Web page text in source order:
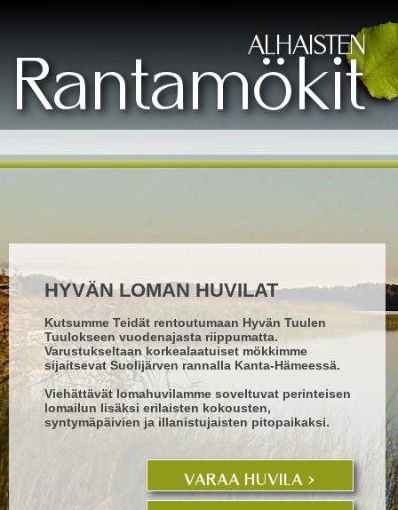
HYVÄN LOMAN HUVILAT
Kutsumme Teidät rentoutumaan Hyvän Tuulen
Tuulokseen vuodenajasta riippumatta.
Varustukseltaan korkealaatuiset mökkimme
sijaitsevat Suolijärven rannalla Kanta-Hämeessä.
Viehättävät lomahuvilamme soveltuvat perinteisen
lomailun lisäksi erilaisten kokousten,
syntymäpäivien ja illanistujaisten pitopaikaksi.